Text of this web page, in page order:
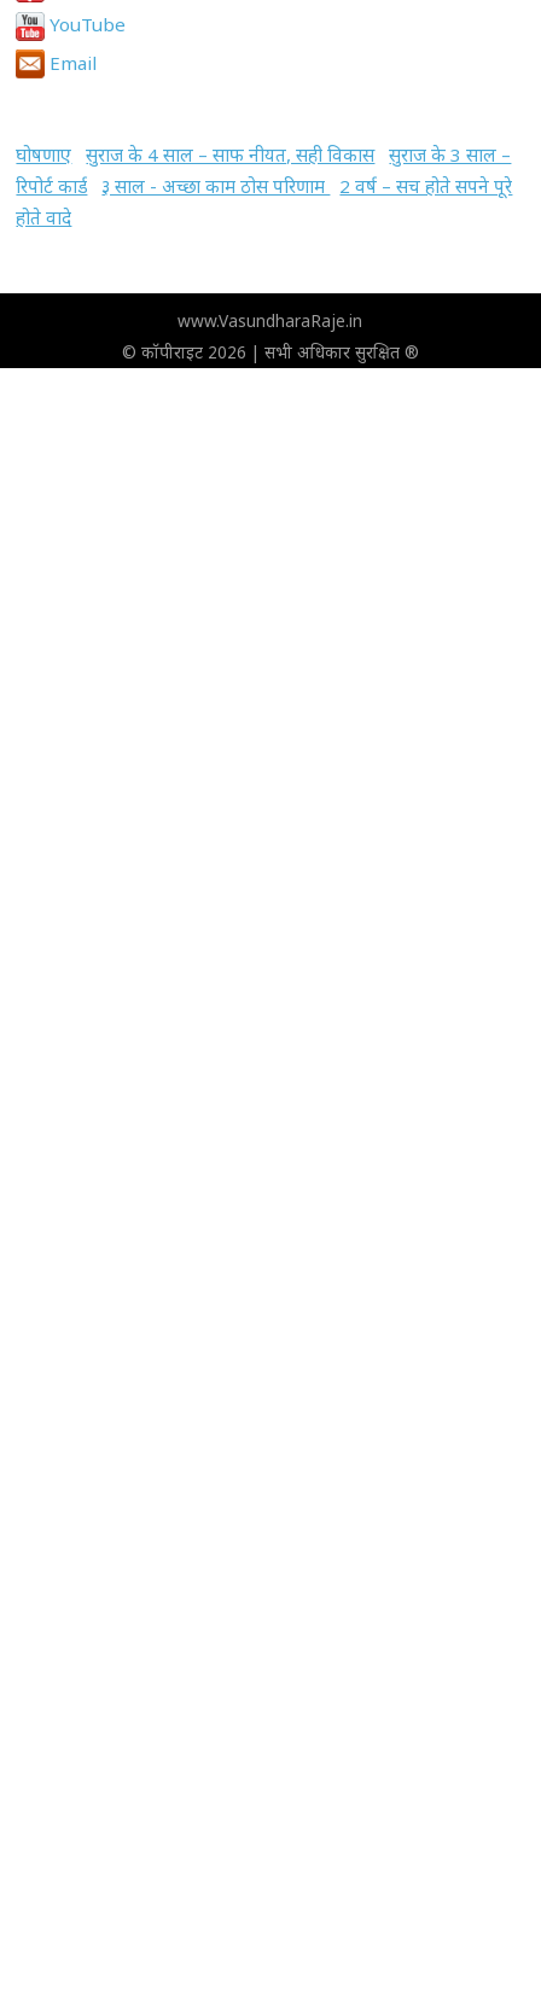
YouTube
Email
घोषणाए सुराज के 4 साल – साफ नीयत, सही विकास सुराज के 3 साल –
रिपोर्ट कार्ड
३ साल - अच्छा काम ठोस परिणाम
2 वर्ष – सच होते सपने पूरे
होते वादे
www.VasundharaRaje.in
© कॉपीराइट 2026 | सभी अधिकार सुरक्षित ®